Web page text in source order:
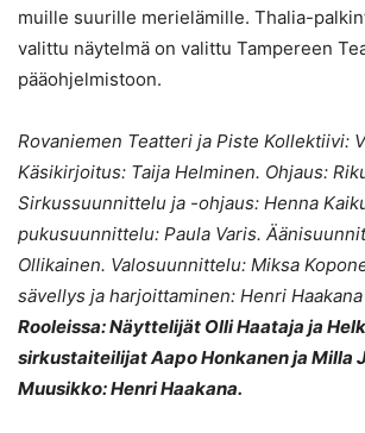
muille suurille merielämille. Thalia-
valittu näytelmä on valittu Tampereen
pääohjelmistoon.
Rovaniemen Teatteri ja Piste Kollektiivi:
Käsikirjoitus: Taija Helminen. Ohjaus:
Sirkussuunnittelu ja -ohjaus: Henna
pukusuunnittelu: Paula Varis.
Ollikainen. Valosuunnittelu: Miksa
sävellys ja harjoittaminen: Henri
Rooleissa: Näyttelijät Olli Haataja ja
sirkustaiteilijat Aapo Honkanen ja Milla
Muusikko: Henri Haakana.